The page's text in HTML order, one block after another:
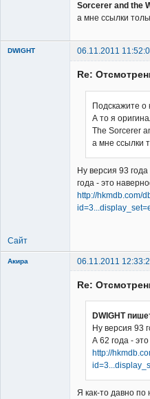
Sorcerer and the
а мне ссылки
DWIGHT 06.11.2011
Re:
Подскажите о
А то я
The Sorcerer
а мне ссылки
Ну версия 93
года - это
http://hkmdb.com/
Сайт
Акира 06.11.2011
Re:
DWIGHT
Ну версия 93
А 62 года -
http://
Я как-то давно